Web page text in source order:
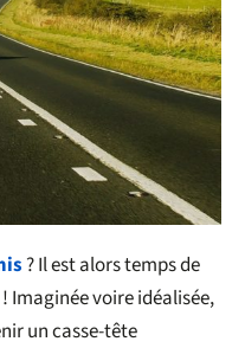
? Il est alors temps de
Imaginée voire idéalisée,
un casse-tête